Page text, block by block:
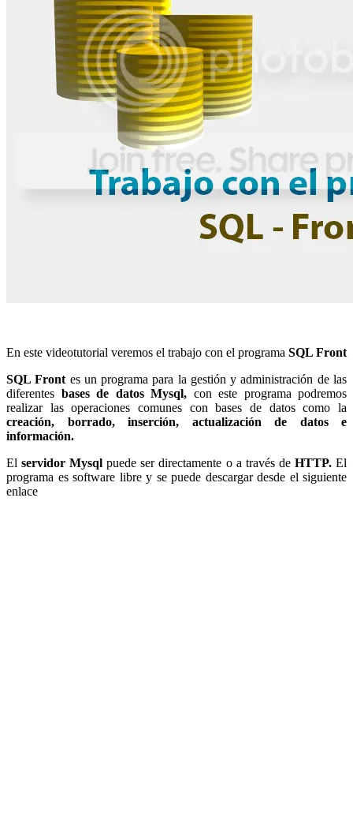
En este videotutorial veremos el trabajo con el programa SQL Front
SQL Front es un programa para la gestión y administración de las
diferentes bases de datos Mysql, con este programa podremos
realizar las operaciones comunes con bases de datos como la
creación, borrado, inserción, actualización de datos e
información.
El servidor Mysql puede ser directamente o a través de HTTP.El
programa es software libre y se puede descargar desde el siguiente
enlace